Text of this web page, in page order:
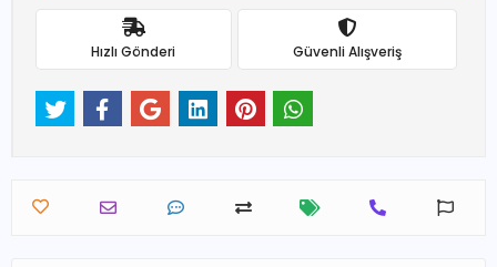
Hızlı Gönderi Güvenli Alışveriş